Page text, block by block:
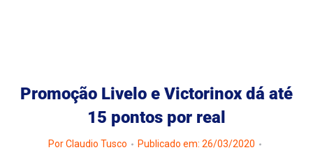
Promoção Livelo e Victorinox dá até
15 pontos por real
PorClaudio Tusco
Publicado em: 26/03/2020